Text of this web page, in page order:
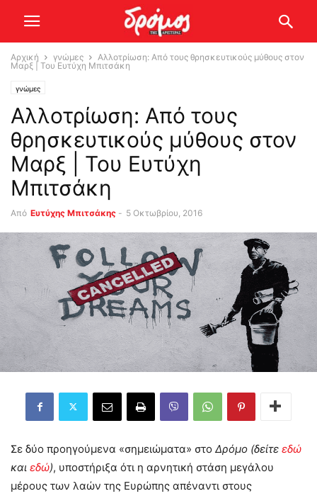
Αρχική γνώμες
Αλλοτρίωση: Από τους θρησκευτικούς μύθους στον
Μαρξ | Του Ευτύχη Μπιτσάκη
γνώμες
Αλλοτρίωση: Από τους
θρησκευτικούς μύθους στον
Μαρξ | Του Ευτύχη
Μπιτσάκη
Από Ευτύχης Μπιτσάκης - 5 Οκτωβρίου, 2016
Σε δύο προηγούμενα «σημειώματα» στο Δρόμο (δείτε εδώ
και εδώ), υποστήριξα ότι η αρνητική στάση μεγάλου
μέρους των λαών της Ευρώπης απέναντι στους